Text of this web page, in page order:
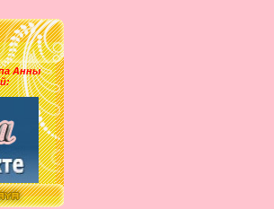
Анны
: